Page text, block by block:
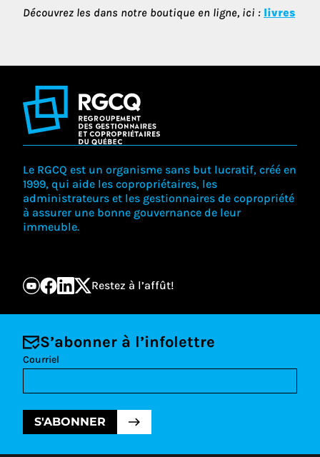
Découvrez les dans notre boutique en ligne, ici : livres
Le RGCQ est un organisme sans but lucratif, créé en
1999, qui aide les copropriétaires, les
administrateurs et les gestionnaires de copropriété
à assurer une bonne gouvernance de leur
immeuble.
Restez à l’affût!
S’abonner à l’infolettre
Courriel
S'ABONNER